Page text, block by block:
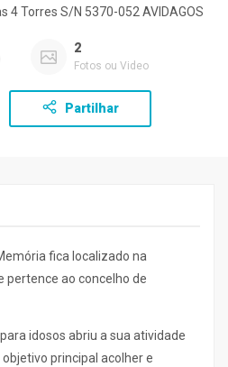
4 Torres S/N 5370-052 AVIDAGOS
2
Fotos ou Video
Partilhar
fica localizado na
pertence ao concelho de
idosos abriu a sua atividade
principal acolher e